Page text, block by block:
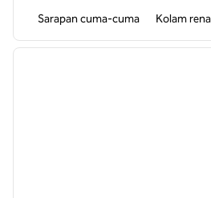
Sarapan cuma-cuma Kolam
1 dari 12